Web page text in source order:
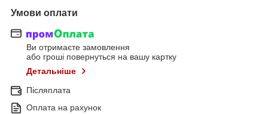
Умови оплати
Ви отримаєте замовлення
або гроші повернуться на вашу картку
Детальніше
Післяплата
Оплата на рахунок